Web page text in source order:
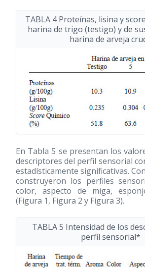
TABLA 4 Proteínas, lisina y
harina de trigo (testigo) y de
harina de arveja
En Tabla 5 se presentan los
descriptores del perfil sensorial
estadísticamente significativas.
construyeron los perfiles
color, aspecto de miga,
(Figura 1, Figura 2 y Figura 3).
TABLA 5 Intensidad de los
perfil sensorial*